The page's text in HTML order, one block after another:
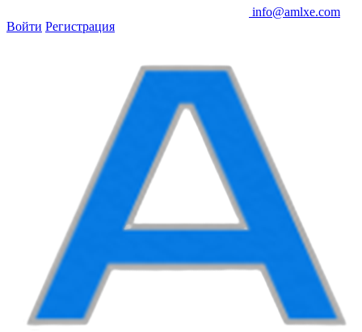
info@amlxe.com
Войти Регистрация